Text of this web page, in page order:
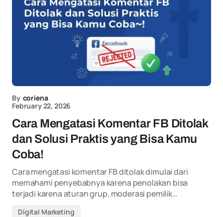
By coriena
February 22, 2026
Cara Mengatasi Komentar FB Ditolak
dan Solusi Praktis yang Bisa Kamu
Coba!
Cara mengatasi komentar FB ditolak dimulai dari
memahami penyebabnya karena penolakan bisa
terjadi karena aturan grup, moderasi pemilik…
Digital Marketing